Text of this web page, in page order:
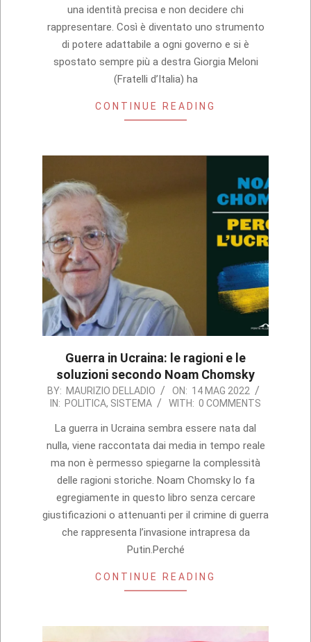
una identità precisa e non decidere chi
rappresentare. Così è diventato uno strumento
di potere adattabile a ogni governo e si è
spostato sempre più a destra Giorgia Meloni
(Fratelli d’Italia) ha
CONTINUE READING
Guerra in Ucraina: le ragioni e le
soluzioni secondo Noam Chomsky
2022-
05-
BY: MAURIZIO DELLADIO ON: 14 MAG 2022
IN: POLITICA, SISTEMA WITH: 0 COMMENTS
La guerra in Ucraina sembra essere nata dal
nulla, viene raccontata dai media in tempo reale
ma non è permesso spiegarne la complessità
delle ragioni storiche. Noam Chomsky lo fa
egregiamente in questo libro senza cercare
giustificazioni o attenuanti per il crimine di guerra
che rappresenta l’invasione intrapresa da
Putin.Perché
CONTINUE READING